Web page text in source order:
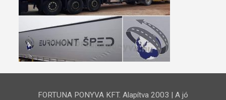
FORTUNA PONYVA KFT. Alapítva 2003 | A jó